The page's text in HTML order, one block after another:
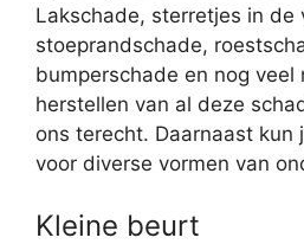
Lakschade, sterretjes in de
stoeprandschade,
bumperschade en nog veel
herstellen van al deze
ons terecht. Daarnaast kun
voor diverse vormen van
Kleine beurt